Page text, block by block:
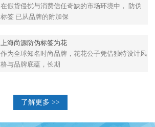
在假货侵扰与消费信任奇缺的市场环境中， 防伪
标签 已从品牌的附加保
上海尚源防伪标签为花
作为全球知名时尚品牌，花花公子凭借独特设计风
格与品牌底蕴，长期
了解更多 >>